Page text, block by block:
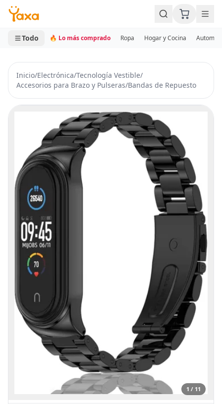
MINI CARRITO
0 productos
Todo 🔥 Lo más comprado Ropa Hogar y Cocina
Inicio/Electrónica/Tecnología Vestible/
Accesorios para Brazo y Pulseras/Bandas de Repuesto
1 / 11